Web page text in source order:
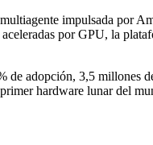
impulsada por
por GPU, la
adopción, 3,5
hardware lunar del